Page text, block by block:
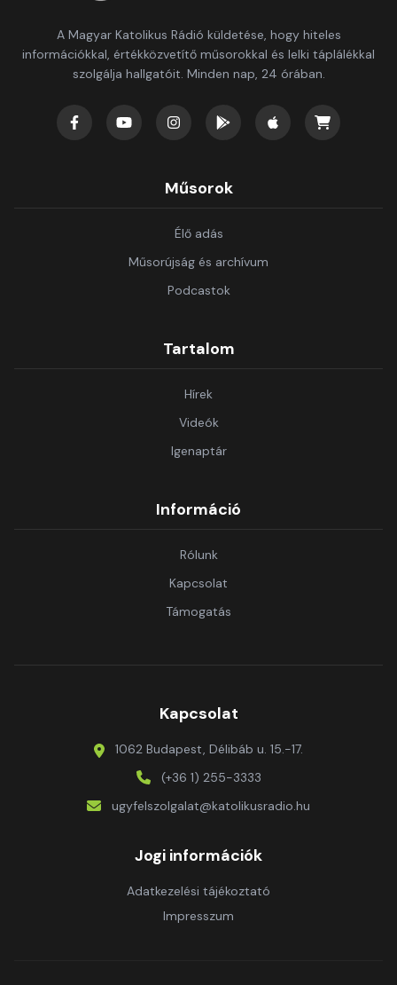
A Magyar Katolikus Rádió küldetése, hogy hiteles
információkkal, értékközvetítő műsorokkal és lelki táplálékkal
szolgálja hallgatóit. Minden nap, 24 órában.
Műsorok
Élő adás
Műsorújság és archívum
Podcastok
Tartalom
Hírek
Videók
Igenaptár
Információ
Rólunk
Kapcsolat
Támogatás
Kapcsolat
1062 Budapest, Délibáb u. 15.-17.
(+36 1) 255-3333
ugyfelszolgalat@katolikusradio.hu
Jogi információk
Adatkezelési tájékoztató
Impresszum